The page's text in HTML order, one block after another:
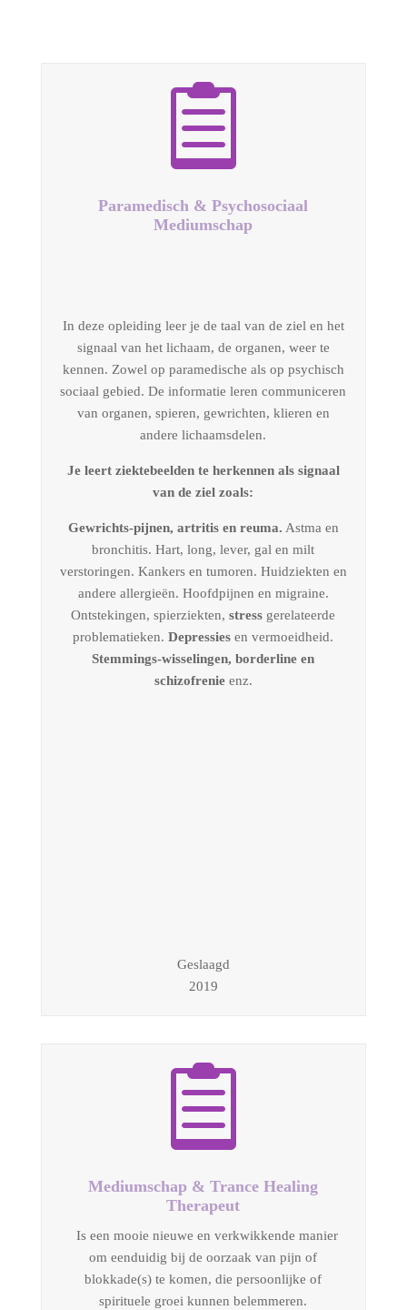

Paramedisch & Psychosociaal
Mediumschap
In deze opleiding leer je de taal van de ziel en het
signaal van het lichaam, de organen, weer te
kennen. Zowel op paramedische als op psychisch
sociaal gebied. De informatie leren communiceren
van organen, spieren, gewrichten, klieren en
andere lichaamsdelen.
Je leert ziektebeelden te herkennen als signaal
van de ziel zoals:
Gewrichts-pijnen, artritis en reuma. Astma en
bronchitis. Hart, long, lever, gal en milt
verstoringen. Kankers en tumoren. Huidziekten en
andere allergieën. Hoofdpijnen en migraine.
Ontstekingen, spierziekten,stress gerelateerde
problematieken.Depressies en vermoeidheid.
Stemmings-wisselingen, borderline en
schizofrenieenz.
Geslaagd
2019

Mediumschap & Trance Healing
Therapeut
Is een mooie nieuwe en verkwikkende manier
om eenduidig bij de oorzaak van pijn of
blokkade(s) te komen, die persoonlijke of
spirituele groei kunnen belemmeren.